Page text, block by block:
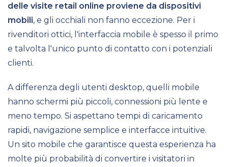
delle visite retail online proviene da dispositivi
mobili, e gli occhiali non fanno eccezione. Per i
rivenditori ottici, l'interfaccia mobile è spesso il primo
e talvolta l'unico punto di contatto con i potenziali
clienti.
A differenza degli utenti desktop, quelli mobile
hanno schermi più piccoli, connessioni più lente e
meno tempo. Si aspettano tempi di caricamento
rapidi, navigazione semplice e interfacce intuitive.
Un sito mobile che garantisce questa esperienza ha
molte più probabilità di convertire i visitatori in